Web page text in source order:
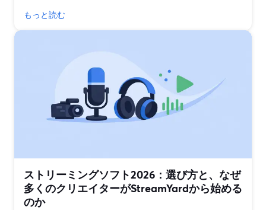
もっと読む
ストリーミングソフト2026：選び方と、なぜ
多くのクリエイターがStreamYardから始める
のか